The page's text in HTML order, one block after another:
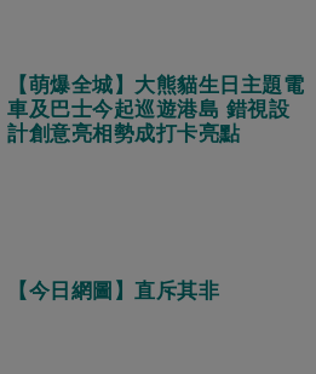
【萌爆全城】大熊貓生日主題電
車及巴士今起巡遊港島 錯視設
計創意亮相勢成打卡亮點
【今日網圖】直斥其非